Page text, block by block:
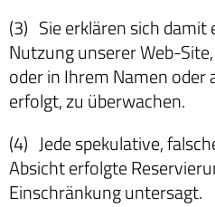
(3) Sie erklären sich damit
Nutzung unserer Web-
oder in Ihrem Namen oder
erfolgt, zu überwachen.
(4) Jede spekulative,
Absicht erfolgte
Einschränkung untersagt.